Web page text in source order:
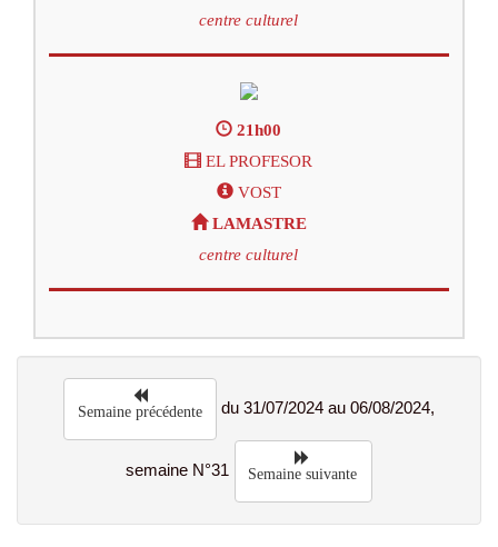
centre culturel
21h00
EL PROFESOR
VOST
LAMASTRE
centre culturel
Semaine précédente du 31/07/2024 au 06/08/2024,
semaine N°31 Semaine suivante